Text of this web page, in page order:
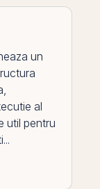
un
al
util pentru